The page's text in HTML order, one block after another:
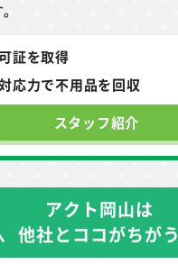
証を取得
応力で不用品を回収
スタッフ紹介
アクト岡山は
他社とココがちがう